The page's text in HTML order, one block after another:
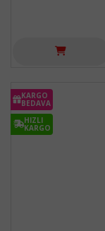
KARGO
BEDAVA
HIZLI
KARGO